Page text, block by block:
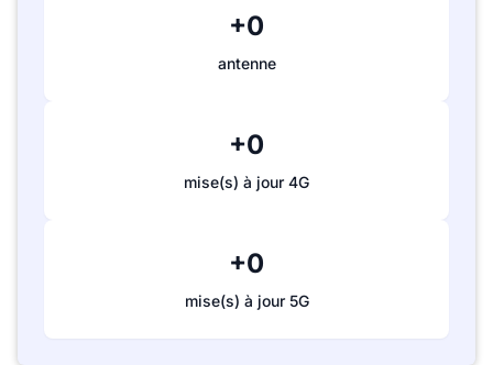
+0
antenne
+0
mise(s) à jour 4G
+0
mise(s) à jour 5G